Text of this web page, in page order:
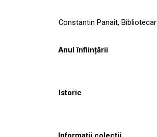
Constantin Panait, Bibliotecar
Anul înființării
Istoric